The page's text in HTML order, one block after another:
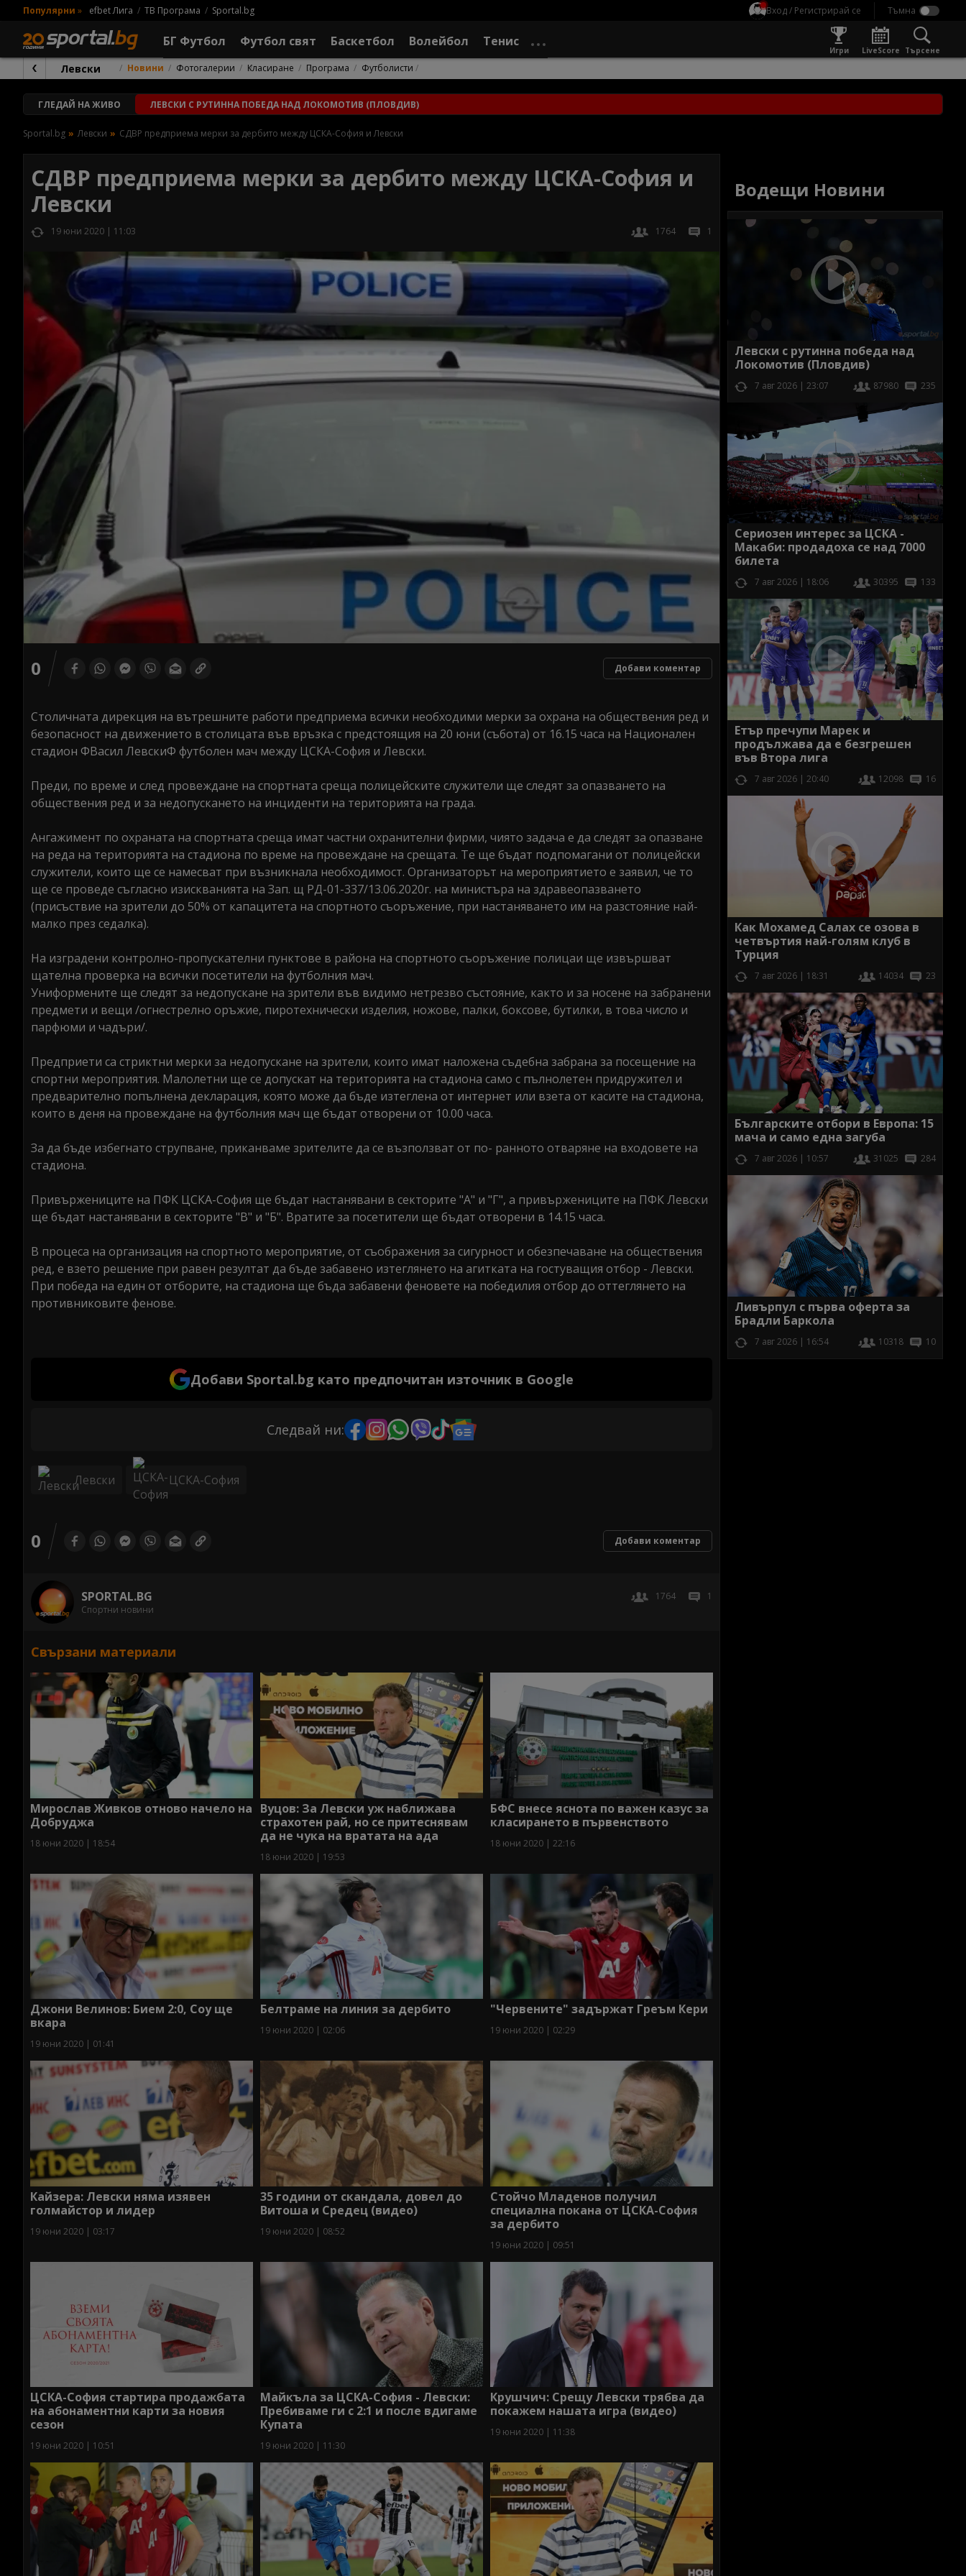
Популярни » efbet Лига ТВ Програма Sportal.bg Вход / Регистрирай се
БГ Футбол Футбол свят Баскетбол Волейбол Тенис
Игри LiveScore Търсене
Левски Новини Фотогалерии Класиране Програма Футболисти
ГЛЕДАЙ НА ЖИВО ЛЕВСКИ С РУТИННА ПОБЕДА НАД ЛОКОМОТИВ (ПЛОВДИВ)
Sportal.bg Левски СДВР предприема мерки за дербито между ЦСКА-София и Левски
СДВР предприема мерки за дербито между ЦСКА-София и
Левски
19 юни 2020 | 11:03 1764 1
0 Добави коментар
Столичната дирекция на вътрешните работи предприема всички необходими мерки за охрана на обществения ред и
безопасност на движението в столицата във връзка с предстоящия на 20 юни (събота) от 16.15 часа на Национален
стадион ФВасил ЛевскиФ футболен мач между ЦСКА-София и Левски.
Преди, по време и след провеждане на спортната среща полицейските служители ще следят за опазването на
обществения ред и за недопускането на инциденти на територията на града.
Ангажимент по охраната на спортната среща имат частни охранителни фирми, чиято задача е да следят за опазване
на реда на територията на стадиона по време на провеждане на срещата. Те ще бъдат подпомагани от полицейски
служители, които ще се намесват при възникнала необходимост. Организаторът на мероприятието е заявил, че то
ще се проведе съгласно изискванията на Зап. щ РД-01-337/13.06.2020г. на министъра на здравеопазването
(присъствие на зрители до 50% от капацитета на спортното съоръжение, при настаняването им на разстояние най-
малко през седалка).
На изградени контролно-пропускателни пунктове в района на спортното съоръжение полицаи ще извършват
щателна проверка на всички посетители на футболния мач.
Униформените ще следят за недопускане на зрители във видимо нетрезво състояние, както и за носене на забранени
предмети и вещи /огнестрелно оръжие, пиротехнически изделия, ножове, палки, боксове, бутилки, в това число и
парфюми и чадъри/.
Предприети са стриктни мерки за недопускане на зрители, които имат наложена съдебна забрана за посещение на
спортни мероприятия. Малолетни ще се допускат на територията на стадиона само с пълнолетен придружител и
предварително попълнена декларация, която може да бъде изтеглена от интернет или взета от касите на стадиона,
които в деня на провеждане на футболния мач ще бъдат отворени от 10.00 часа.
За да бъде избегнато струпване, приканваме зрителите да се възползват от по- ранното отваряне на входовете на
стадиона.
Привържениците на ПФК ЦСКА-София ще бъдат настанявани в секторите "А" и "Г", а привържениците на ПФК Левски
ще бъдат настанявани в секторите "В" и "Б". Вратите за посетители ще бъдат отворени в 14.15 часа.
В процеса на организация на спортното мероприятие, от съображения за сигурност и обезпечаване на обществения
ред, е взето решение при равен резултат да бъде забавено изтеглянето на агитката на гостуващия отбор - Левски.
При победа на един от отборите, на стадиона ще бъда забавени феновете на победилия отбор до оттеглянето на
противниковите фенове.
Добави Sportal.bg като предпочитан източник в Google
Следвай ни:
Левски ЦСКА-София
0 Добави коментар
SPORTAL.BG
Спортни новини
1764 1
Свързани материали
Мирослав Живков отново начело на
Добруджа
18 юни 2020 | 18:54
Вуцов: За Левски уж наближава
страхотен рай, но се притеснявам
да не чука на вратата на ада
18 юни 2020 | 19:53
БФС внесе яснота по важен казус за
класирането в първенството
18 юни 2020 | 22:16
Джони Велинов: Бием 2:0, Соу ще
вкара
19 юни 2020 | 01:41
Белтраме на линия за дербито
19 юни 2020 | 02:06
"Червените" задържат Греъм Кери
19 юни 2020 | 02:29
Кайзера: Левски няма изявен
голмайстор и лидер
19 юни 2020 | 03:17
35 години от скандала, довел до
Витоша и Средец (видео)
19 юни 2020 | 08:52
Стойчо Младенов получил
специална покана от ЦСКА-София
за дербито
19 юни 2020 | 09:51
ЦСКА-София стартира продажбата
на абонаментни карти за новия
сезон
19 юни 2020 | 10:51
Майкъла за ЦСКА-София - Левски:
Пребиваме ги с 2:1 и после вдигаме
Купата
19 юни 2020 | 11:30
Крушчич: Срещу Левски трябва да
покажем нашата игра (видео)
19 юни 2020 | 11:38
Водещи Новини
Левски с рутинна победа над
Локомотив (Пловдив)
7 авг 2026 | 23:07 87980 235
Сериозен интерес за ЦСКА -
Макаби: продадоха се над 7000
билета
7 авг 2026 | 18:06 30395 133
Етър пречупи Марек и
продължава да е безгрешен
във Втора лига
7 авг 2026 | 20:40 12098 16
Как Мохамед Салах се озова в
четвъртия най-голям клуб в
Турция
7 авг 2026 | 18:31 14034 23
Българските отбори в Европа: 15
мача и само една загуба
7 авг 2026 | 10:57 31025 284
Ливърпул с първа оферта за
Брадли Баркола
7 авг 2026 | 16:54 10318 10